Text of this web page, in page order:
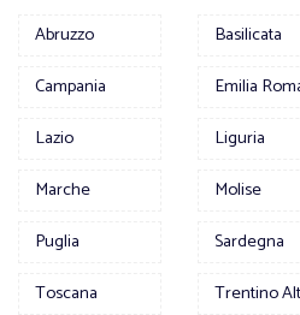
Abruzzo Basilicata
Campania
Lazio
Liguria
Marche
Molise
Puglia
Sardegna
Toscana